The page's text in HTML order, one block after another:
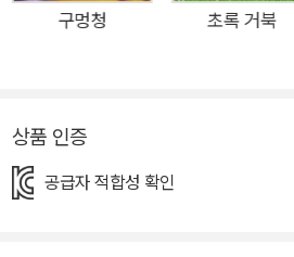
는 것도 왠지 어색하고 쉽지 않습니다.
까요. 셋째를 구하고, 서로 다친 것을 살
를 지켜주지요. 그렇게 셋은 성장하여
떠나갑니다. 하지만 셋이 함께 자란 추
구멍청 초록 거북
상품 인증
공급자 적합성 확인